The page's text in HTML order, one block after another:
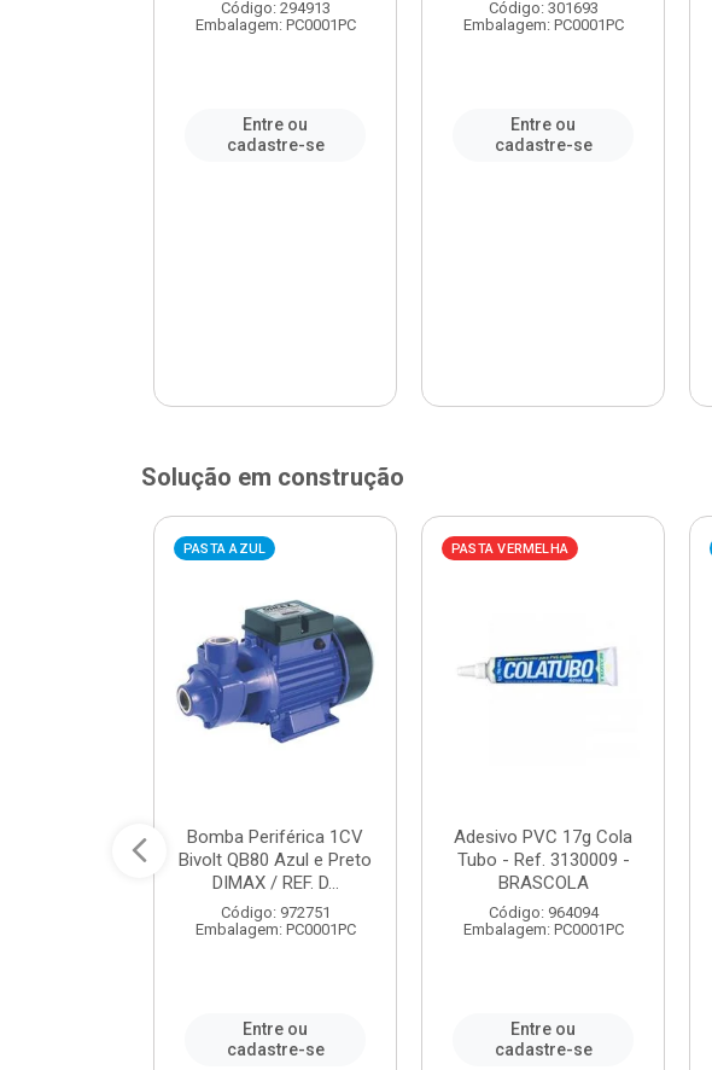
Código: 294913
Embalagem: PC0001PC
Entre ou
cadastre-se
Código: 301693
Embalagem: PC0001PC
Entre ou
cadastre-se
Solução em construção
PASTA AZUL
Bomba Periférica 1CV
Bivolt QB80 Azul e Preto
DIMAX / REF. D...
Código: 972751
Embalagem: PC0001PC
Entre ou
cadastre-se
PASTA VERMELHA
Adesivo PVC 17g Cola
Tubo - Ref. 3130009 -
BRASCOLA
Código: 964094
Embalagem: PC0001PC
Entre ou
cadastre-se